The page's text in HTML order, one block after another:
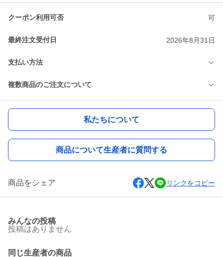
クーポン利用可否 可
最終注文受付日 2026年8月31日
支払い方法
複数商品のご注文について
私たちについて
商品について生産者に質問する
商品をシェア リンクをコピー
みんなの投稿
投稿はありません
同じ生産者の商品